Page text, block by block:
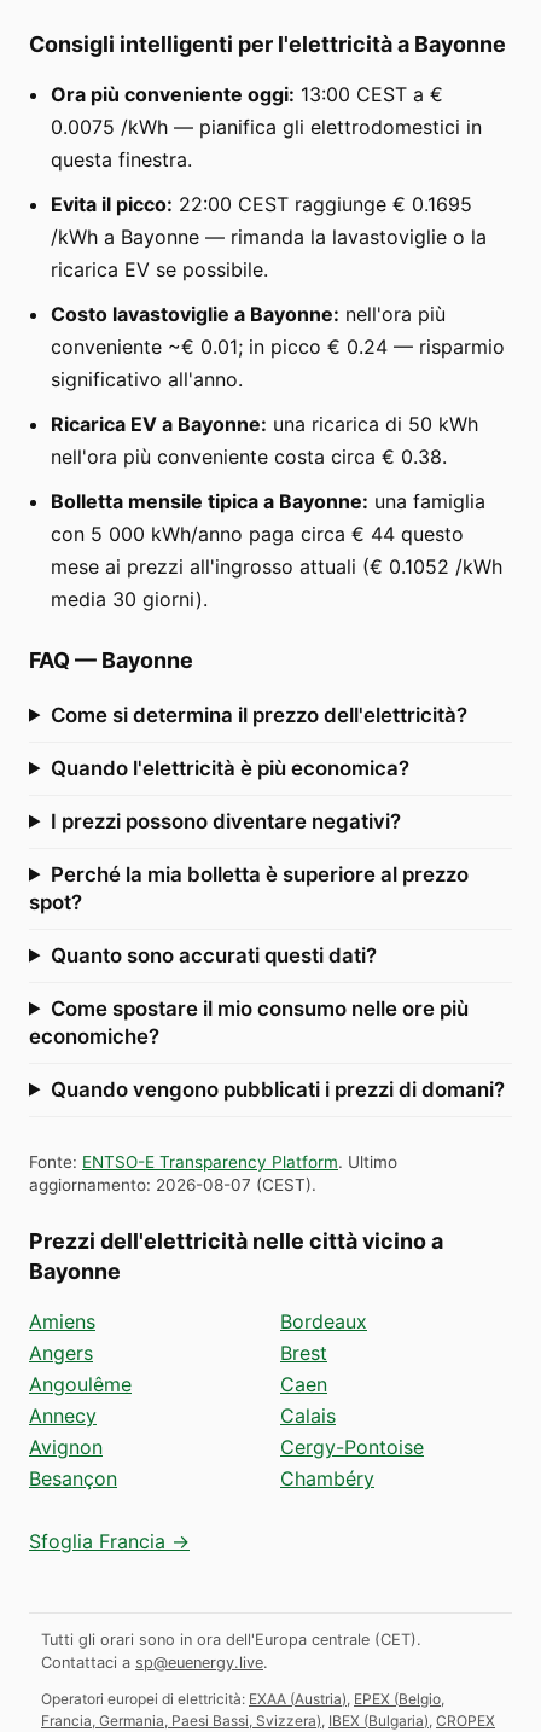
Consigli intelligenti per l'elettricità a Bayonne
Ora più conveniente oggi: 13:00 CEST a €
0.0075 /kWh — pianifica gli elettrodomestici in
questa finestra.
Evita il picco: 22:00 CEST raggiunge € 0.1695
/kWh a Bayonne — rimanda la lavastoviglie o la
ricarica EV se possibile.
Costo lavastoviglie a Bayonne: nell'ora più
conveniente ~€ 0.01; in picco € 0.24 — risparmio
significativo all'anno.
Ricarica EV a Bayonne: una ricarica di 50 kWh
nell'ora più conveniente costa circa € 0.38.
Bolletta mensile tipica a Bayonne: una famiglia
con 5 000 kWh/anno paga circa € 44 questo
mese ai prezzi all'ingrosso attuali (€ 0.1052 /kWh
media 30 giorni).
FAQ — Bayonne
Come si determina il prezzo dell'elettricità?
Quando l'elettricità è più economica?
I prezzi possono diventare negativi?
Perché la mia bolletta è superiore al prezzo
spot?
Quanto sono accurati questi dati?
Come spostare il mio consumo nelle ore più
economiche?
Quando vengono pubblicati i prezzi di domani?
Fonte: ENTSO-E Transparency Platform. Ultimo
aggiornamento: 2026-08-07 (CEST).
Prezzi dell'elettricità nelle città vicino a
Bayonne
Amiens
Angers
Angoulême
Annecy
Avignon
Besançon
Bordeaux
Brest
Caen
Calais
Cergy-Pontoise
Chambéry
Sfoglia Francia →
Tutti gli orari sono in ora dell'Europa centrale (CET).
Contattaci a sp@euenergy.live.
Operatori europei di elettricità: EXAA (Austria) EPEX (Belgio,
Francia, Germania, Paesi Bassi, Svizzera) IBEX (Bulgaria) CROPEX